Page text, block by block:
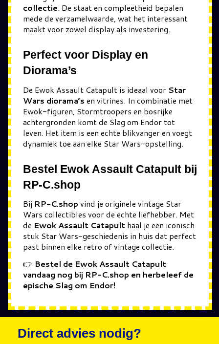
collectie. De staat en compleetheid bepalen
mede de verzamelwaarde, wat het interessant
maakt voor zowel display als investering.
Perfect voor Display en
Diorama’s
De Ewok Assault Catapult is ideaal voor Star
Wars diorama’s en vitrines. In combinatie met
Ewok-figuren, Stormtroopers en bosrijke
achtergronden komt de Slag om Endor tot
leven. Het item is een echte blikvanger en voegt
dynamiek toe aan elke Star Wars-opstelling.
Bestel Ewok Assault Catapult bij
RP-C.shop
Bij RP-C.shop vind je originele vintage Star
Wars collectibles voor de echte liefhebber. Met
de Ewok Assault Catapult haal je een iconisch
stuk Star Wars-geschiedenis in huis dat perfect
past binnen elke retro of vintage collectie.
👉 Bestel de Ewok Assault Catapult
vandaag nog bij RP-C.shop en herbeleef de
epische Slag om Endor!
Direct advies nodig?